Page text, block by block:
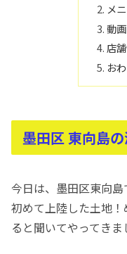
メ
動画
店
お
墨田区 東向島
今日は、墨田区東向島
初めて上陸した土地
ると聞いてやってきま